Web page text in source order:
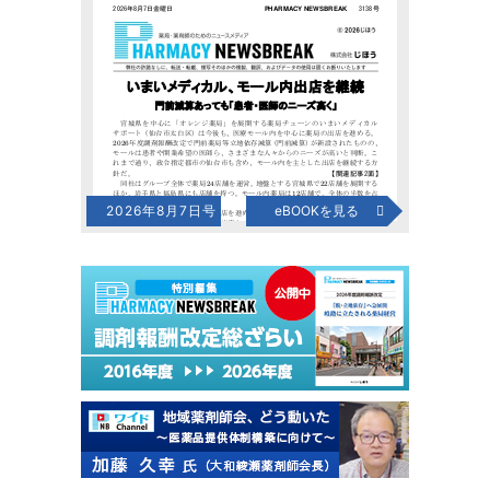
2026年8月7日号 eBOOKを見る